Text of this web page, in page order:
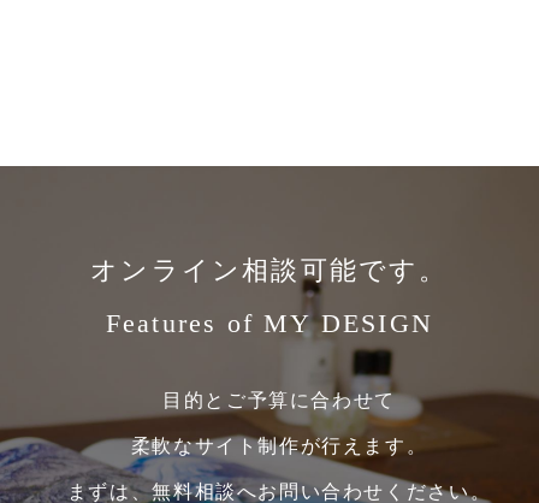
オンライン相談可能です。
Features of MY DESIGN
目的とご予算に合わせて
柔軟なサイト制作が行えます。
まずは、無料相談へお問い合わせください。